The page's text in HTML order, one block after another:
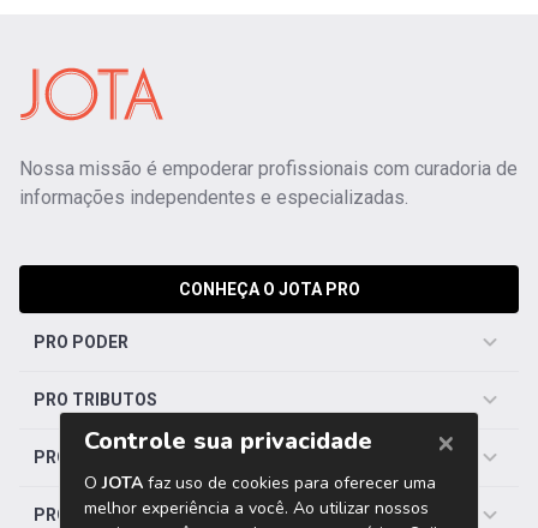
Nossa missão é empoderar profissionais com curadoria de
informações independentes e especializadas.
CONHEÇA O JOTA PRO
PRO PODER
PRO TRIBUTOS
PRO TRABALHISTA
PRO SAÚDE